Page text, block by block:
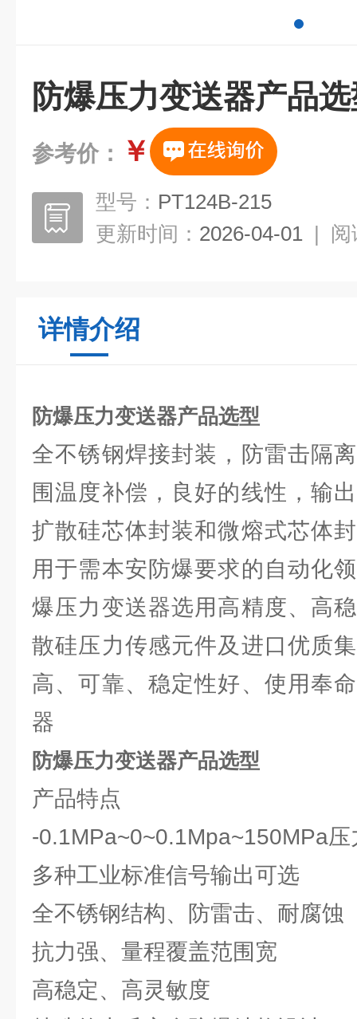
防爆压力变送器产品
参考价： ￥
型号： PT124B-215
更新时间： 2026-04-01 | 阅
详情介绍
防爆压力变送器产品选型
全不锈钢焊接封装，防雷击隔
围温度补偿，良好的线性，输
扩散硅芯体封装和微熔式芯体
用于需本安防爆要求的自动化
爆压力变送器选用高精度、高
散硅压力传感元件及进口优质
高、可靠、稳定性好、使用奉
器
防爆压力变送器产品选型
产品特点
-0.1MPa~0~0.1Mpa~150MPa
多种工业标准信号输出可选
全不锈钢结构、防雷击、耐腐蚀
抗力强、量程覆盖范围宽
高稳定、高灵敏度